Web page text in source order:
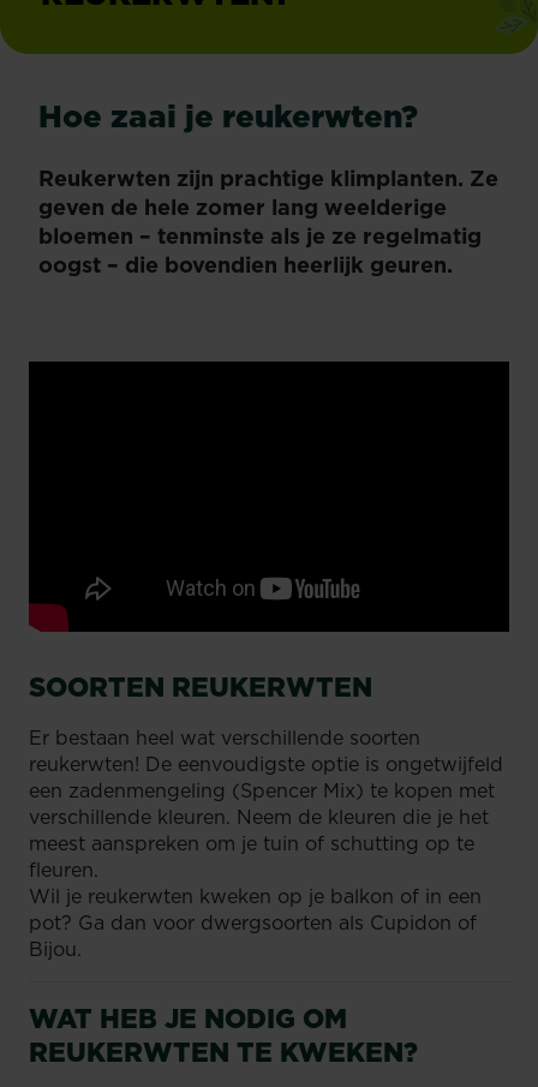
Hoe zaai je reukerwten?
Reukerwten zijn prachtige klimplanten. Ze
geven de hele zomer lang weelderige
bloemen – tenminste als je ze regelmatig
oogst – die bovendien heerlijk geuren.
SOORTEN REUKERWTEN
Er bestaan heel wat verschillende soorten
reukerwten! De eenvoudigste optie is ongetwijfeld
een zadenmengeling (Spencer Mix) te kopen met
verschillende kleuren. Neem de kleuren die je het
meest aanspreken om je tuin of schutting op te
fleuren.
Wil je reukerwten kweken op je balkon of in een
pot? Ga dan voor dwergsoorten als Cupidon of
Bijou.
WAT HEB JE NODIG OM
REUKERWTEN TE KWEKEN?